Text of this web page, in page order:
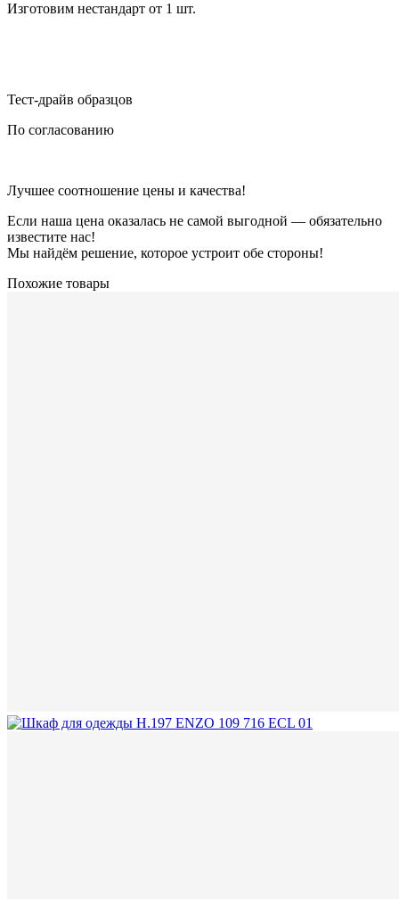
Изготовим нестандарт от 1 шт.
Тест-драйв образцов
По согласованию
Лучшее соотношение цены и качества!
Если наша цена оказалась не самой выгодной — обязательно
известите нас!
Мы найдём решение, которое устроит обе стороны!
Похожие товары